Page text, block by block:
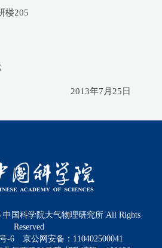
楼205
7月25日
中国科学院大气物理研究所 All Rights
Reserved
-6
京公网安备：110402500041